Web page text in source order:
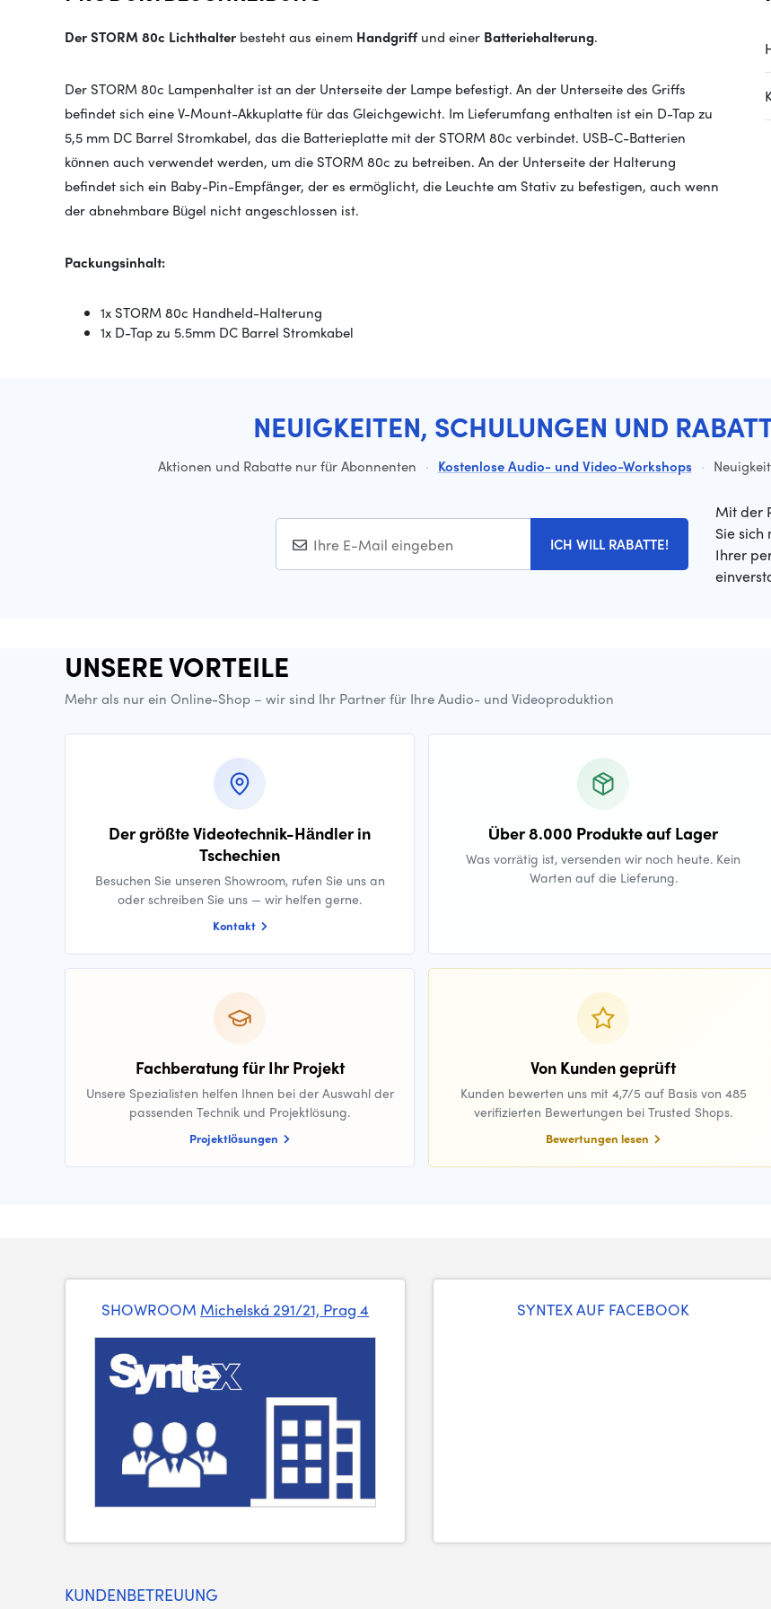
Der STORM 80c Lichthalter besteht aus einem Handgriff und einer Batteriehalterung.
Der STORM 80c Lampenhalter ist an der Unterseite der Lampe befestigt. An der Unterseite des Griffs
befindet sich eine V-Mount-Akkuplatte für das Gleichgewicht. Im Lieferumfang enthalten ist ein D-Tap zu
5,5 mm DC Barrel Stromkabel, das die Batterieplatte mit der STORM 80c verbindet. USB-C-Batterien
können auch verwendet werden, um die STORM 80c zu betreiben. An der Unterseite der Halterung
befindet sich ein Baby-Pin-Empfänger, der es ermöglicht, die Leuchte am Stativ zu befestigen, auch wenn
der abnehmbare Bügel nicht angeschlossen ist.
Packungsinhalt:
1x STORM 80c Handheld-Halterung
1x D-Tap zu 5.5mm DC Barrel Stromkabel
NEUIGKEITEN, SCHULUNGEN UND
Aktionen und Rabatte nur für Abonnenten · Kostenlose Audio- und Video-Workshops ·
ICH WILL RABATTE!
Mit der
Sie
Ihrer
UNSERE VORTEILE
Mehr als nur ein Online-Shop – wir sind Ihr Partner für Ihre Audio- und Videoproduktion
Der größte Videotechnik-Händler in
Tschechien
Besuchen Sie unseren Showroom, rufen Sie uns an
oder schreiben Sie uns — wir helfen gerne.
Kontakt
Über 8.000 Produkte auf Lager
Was vorrätig ist, versenden wir noch heute. Kein
Warten auf die Lieferung.
Fachberatung für Ihr Projekt
Unsere Spezialisten helfen Ihnen bei der Auswahl der
passenden Technik und Projektlösung.
Projektlösungen
Von Kunden geprüft
Kunden bewerten uns mit 4,7/5 auf Basis von 485
verifizierten Bewertungen bei Trusted Shops.
Bewertungen lesen
SHOWROOM Michelská 291/21, Prag 4 SYNTEX AUF FACEBOOK
KUNDENBETREUUNG